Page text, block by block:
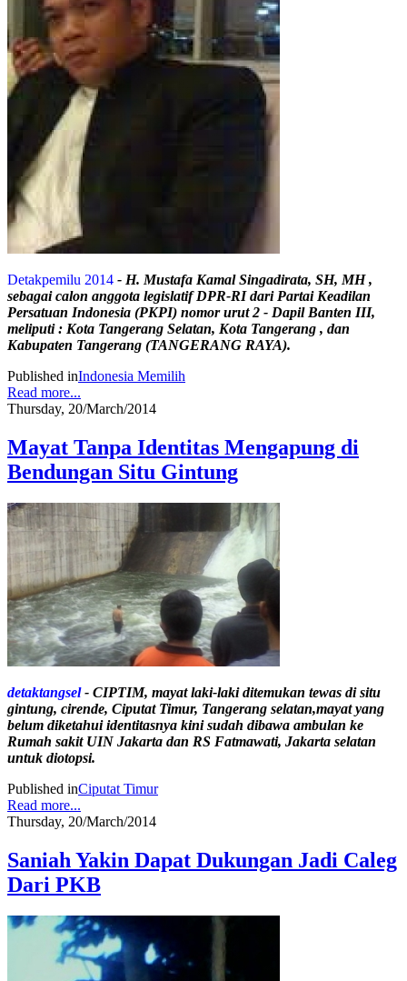
Detakpemilu 2014 - H. Mustafa Kamal Singadirata, SH, MH ,
sebagai calon anggota legislatif DPR-RI dari Partai Keadilan
Persatuan Indonesia (PKPI) nomor urut 2 - Dapil Banten III,
meliputi : Kota Tangerang Selatan, Kota Tangerang , dan
Kabupaten Tangerang (TANGERANG RAYA).
Published inIndonesia Memilih
Read more...
Thursday, 20/March/2014
Mayat Tanpa Identitas Mengapung di
Bendungan Situ Gintung
detaktangsel- CIPTIM, mayat laki-laki ditemukan tewas di situ
gintung, cirende, Ciputat Timur, Tangerang selatan,mayat yang
belum diketahui identitasnya kini sudah dibawa ambulan ke
Rumah sakit UIN Jakarta dan RS Fatmawati, Jakarta selatan
untuk diotopsi.
Published inCiputat Timur
Read more...
Thursday, 20/March/2014
Saniah Yakin Dapat Dukungan Jadi Caleg
Dari PKB